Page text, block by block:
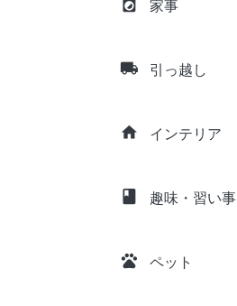
local_laundry_service 家事
local_shipping 引っ越し
home インテリア
class 趣味・習い事
pets ペット